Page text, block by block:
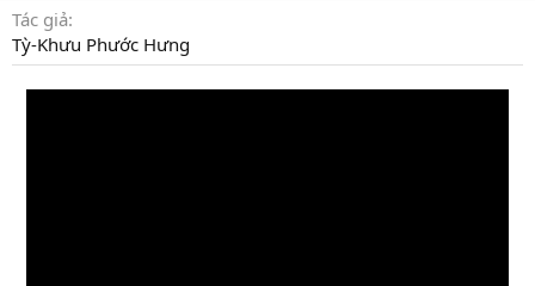
i
g
i
i
n
Tác giả
Tỳ-Khưu Phước Hưng